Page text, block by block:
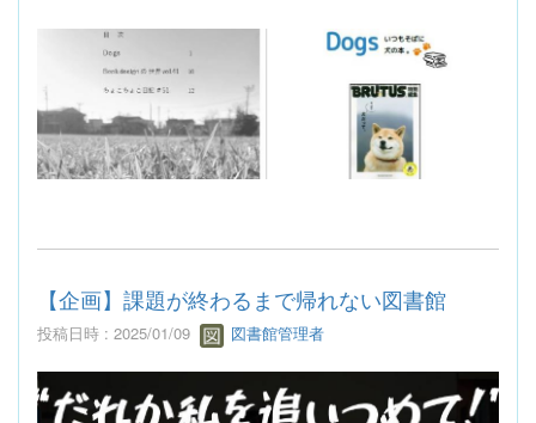
【企画】課題が終わるまで帰れない図書館
投稿日時 : 2025/01/09 図書館管理者